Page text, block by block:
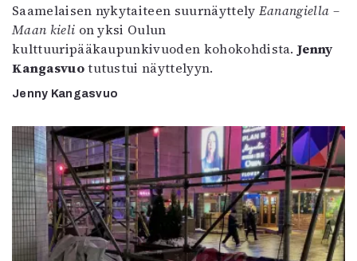
Saamelaisen nykytaiteen suurnäyttely Eanangiella –
Maan kieli on yksi Oulun
kulttuuripääkaupunkivuoden kohokohdista.Jenny
Kangasvuotutustui näyttelyyn.
Jenny Kangasvuo